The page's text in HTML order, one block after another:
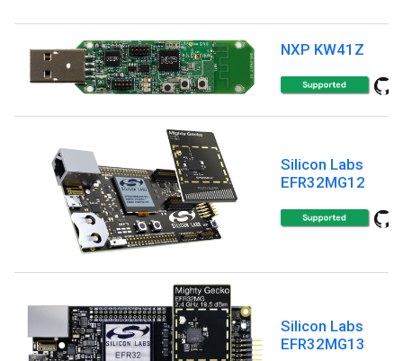
NXP KW41Z
Silicon Labs
EFR32MG12
Silicon Labs
EFR32MG13